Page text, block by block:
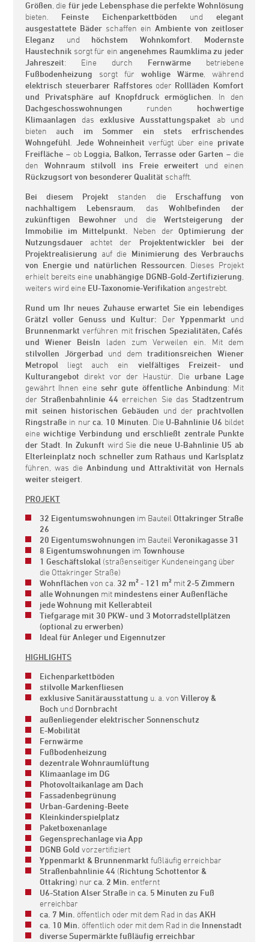
Größen , die für jede Lebensphase die perfekte Wohnlösung
bieten. Feinste Eichenparkettböden und elegant
ausgestattete Bäderschaffen ein Ambiente von zeitloser
Eleganz und höchstem Wohnkomfort
Modernste
Haustechnik sorgt für einangenehmes Raumklima zu jeder
Jahreszeit: Eine durch Fernwärmebetriebene
Fußbodenheizung sorgt für wohlige Wärme, während
elektrisch steuerbarer Raffstoresoder Rollläden Komfort
und Privatsphäre auf Knopfdruck ermöglichen . In den
Dachgeschosswohnungen runden hochwertige
Klimaanlagen dasexklusive Ausstattungspaket ab und
bieten auch im Sommer ein stets erfrischendes
Wohngefühl
Jede Wohneinheit verfügt über eine private
Freifläche – ob Loggia, Balkon, Terrasse oder Garten – die
den Wohnraum stilvoll ins Freie erweitert und einen
Rückzugsort von besonderer Qualität schafft.
Bei diesem Projekt standen die Erschaffung von
nachhaltigem Lebensraum , dasWohlbefinden der
zukünftigen Bewohnerund dieWertsteigerung der
Immobilie im Mittelpunkt. Neben derOptimierung der
Nutzungsdauer achtet der Projektentwickler
bei der
Projektrealisierung auf die Minimierung des Verbrauchs
von Energie und natürlichen Ressourcen . Dieses Projekt
erhielt bereits eine unabhängige DGNB-Gold-Zertifizierung
weiters wird eine EU-Taxonomie-Verifikation angestrebt.
Rund um Ihr neues Zuhause erwartet Sie ein lebendiges
Grätzl voller Genuss und Kultur: Der Yppenmarkt und
Brunnenmarkt verführen mitfrischen Spezialitäten, Cafés
und Wiener Beisln laden zum Verweilen ein. Mit dem
stilvollen Jörgerbad und demtraditionsreichen Wiener
Metropol liegt auch ein vielfältiges Freizeit- und
Kulturangebot direkt vor der Haustür. Die urbane Lage
gewährt Ihnen eine sehr gute öffentliche Anbindung: Mit
der Straßenbahnlinie 44 erreichen Sie das Stadtzentrum
mit seinen historischen Gebäuden und der prachtvollen
Ringstraße in nurca. 10 Minuten . Die U-Bahnlinie U6 bildet
einewichtige Verbindung und erschließt zentrale Punkte
der Stadt In Zukunft wird Siedie neue U-Bahnlinie U5 ab
Elterleinplatz noch schneller zum Rathaus und Karlsplatz
führen, was die Anbindung und Attraktivität von Hernals
weiter steigert
PROJEKT
32 Eigentumswohnungen im Bauteil Ottakringer Straße
26
20 Eigentumswohnungen im Bauteil Veronikagasse 31
8 Eigentumswohnungen im Townhouse
1 Geschäftslokal (straßenseitiger Kundeneingang über
die Ottakringer Straße)
Wohnflächen von ca. 32 m² - 121 m² mit 2-5 Zimmern
alle Wohnungen mitmindestens einer Außenfläche
jede Wohnung mit Kellerabteil
Tiefgarage mit 30 PKW- und 3 Motorradstellplätzen
(optional zu erwerben)
Ideal für Anleger und Eigennutzer
HIGHLIGHTS
Eichenparkettböden
stilvolle Markenfliesen
exklusive Sanitärausstattung u. a. von Villeroy &
Boch und Dornbracht
außenliegender elektrischer Sonnenschutz
E-Mobilität
Fernwärme
Fußbodenheizung
dezentrale Wohnraumlüftung
Klimaanlage im DG
Photovoltaikanlage am Dach
Fassadenbegrünung
Urban-Gardening-Beete
Kleinkinderspielplatz
Paketboxenanlage
Gegensprechanlage via App
DGNB Gold vorzertifiziert
Yppenmarkt & Brunnenmarkt fußläufig erreichbar
Straßenbahnlinie 44 (Richtung Schottentor &
Ottakring) nur ca. 2 Min. entfernt
U6-Station Alser Straßein ca. 5 Minuten zu Fuß
erreichbar
ca. 7 Min. öffentlich oder mit dem Rad in das AKH
ca. 10 Min. öffentlich oder mit dem Rad in dieInnenstadt
diverse Supermärkte fußläufig erreichbar